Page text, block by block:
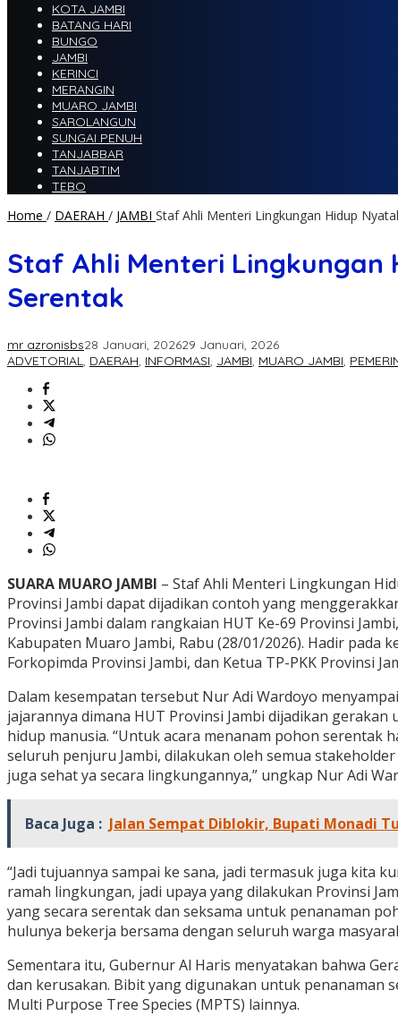
KOTA JAMBI
BATANG HARI
BUNGO
JAMBI
KERINCI
MERANGIN
MUARO JAMBI
SAROLANGUN
SUNGAI PENUH
TANJABBAR
TANJABTIM
TEBO
Home / DAERAH / JAMBI Staf Ahli Menteri Lingkungan Hidup
Staf Ahli Menteri Lingkungan
Serentak
mr azronisbs28 Januari, 202629 Januari, 2026
ADVETORIAL, DAERAH, INFORMASI, JAMBI, MUARO JAMBI,
SUARA MUARO JAMBI – Staf Ahli Menteri Lingkungan
Provinsi Jambi dapat dijadikan contoh yang
Provinsi Jambi dalam rangkaian HUT Ke-69 Provinsi
Kabupaten Muaro Jambi, Rabu (28/01/2026). Hadir pada
Forkopimda Provinsi Jambi, dan Ketua TP-PKK Provinsi
Dalam kesempatan tersebut Nur Adi Wardoyo
jajarannya dimana HUT Provinsi Jambi dijadikan
hidup manusia. “Untuk acara menanam pohon
seluruh penjuru Jambi, dilakukan oleh semua
juga sehat ya secara lingkungannya,” ungkap Nur Adi
Baca Juga : Jalan Sempat Diblokir, Bupati Monadi
“Jadi tujuannya sampai ke sana, jadi termasuk juga kita
ramah lingkungan, jadi upaya yang dilakukan Provinsi
yang secara serentak dan seksama untuk penanaman
hulunya bekerja bersama dengan seluruh warga
Sementara itu, Gubernur Al Haris menyatakan bahwa
dan kerusakan. Bibit yang digunakan untuk penanaman
Multi Purpose Tree Species (MPTS) lainnya.